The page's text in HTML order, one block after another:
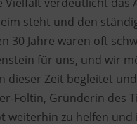
steht und den
30 Jahre waren oft
für uns, und wir
dieser Zeit begleitet
Foltin, Gründerin des
weiterhin zu helfen und